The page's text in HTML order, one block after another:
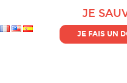
JE
JE FAIS UN